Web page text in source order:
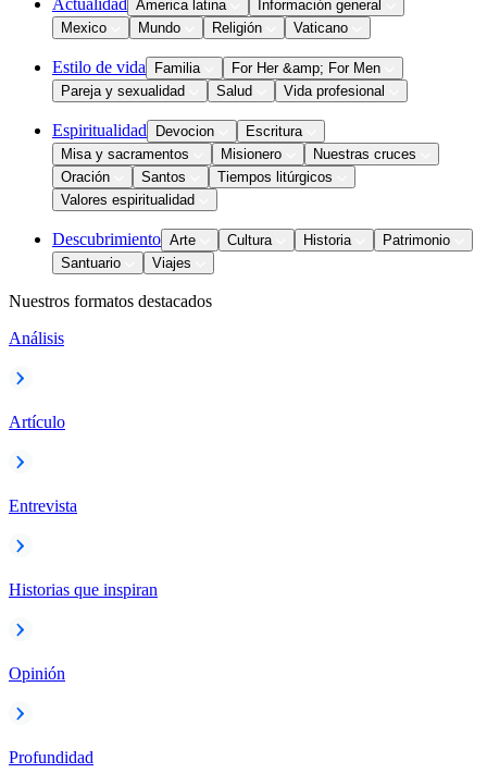
Actualidad America latina
Información general
Mexico
Mundo Religión Vaticano
Estilo de vida Familia
For Her &amp; For Men
Pareja y sexualidad
Salud Vida profesional
Espiritualidad Devocion
Escritura
Misa y sacramentos
Misionero
Nuestras cruces
Oración
Santos
Tiempos litúrgicos
Valores espiritualidad
Descubrimiento Arte Cultura Historia
Patrimonio
Santuario
Viajes
Nuestros formatos destacados
Análisis
Artículo
Entrevista
Historias que inspiran
Opinión
Profundidad